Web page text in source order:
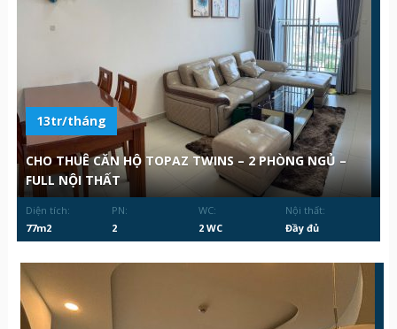
13tr/tháng
CHO THUÊ CĂN HỘ TOPAZ TWINS – 2 PHÒNG NGỦ –
FULL NỘI THẤT
Diện tích:
77m2
PN:
2
WC:
2 WC
Nội thất:
Đầy đủ